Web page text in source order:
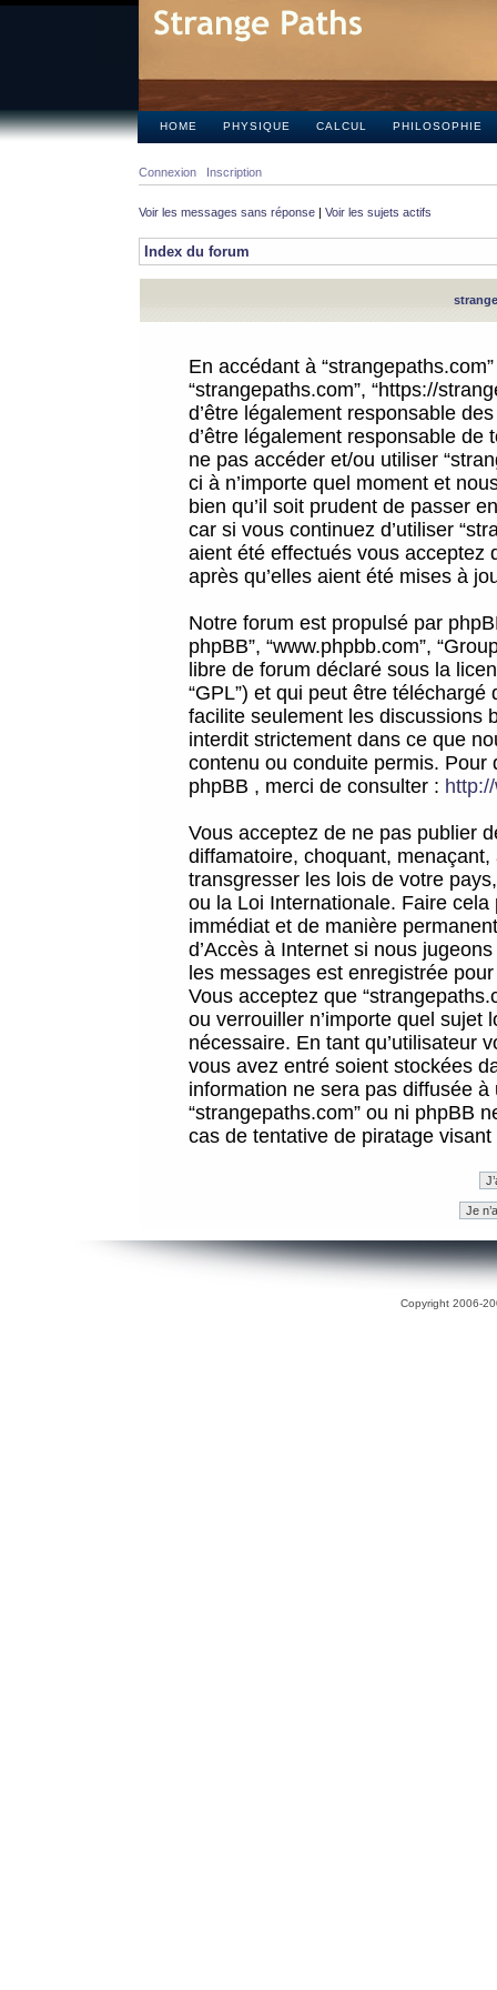
HOME PHYSIQUE CALCUL PHILOSOPHIE
Connexion Inscription
Voir les messages sans réponse | Voir les sujets actifs
Index du forum
En accédant à
“strangepaths.com”, “https://
d’être légalement responsable
d’être légalement responsable
ne pas accéder et/ou utiliser
ci à n’importe quel moment et
bien qu’il soit prudent de passer
car si vous continuez d’utiliser
aient été effectués vous acceptez
après qu’elles aient été mises à
Notre forum est propulsé par
phpBB”, “www.phpbb.com”,
libre de forum déclaré sous la
“GPL”) et qui peut être téléchargé
facilite seulement les discussions
interdit strictement dans ce que
contenu ou conduite permis.
phpBB , merci de consulter :
Vous acceptez de ne pas publier
diffamatoire, choquant,
transgresser les lois de votre
ou la Loi Internationale. Faire
immédiat et de manière
d’Accès à Internet si nous
les messages est enregistrée
Vous acceptez que
ou verrouiller n’importe quel sujet
nécessaire. En tant qu’utilisateur
vous avez entré soient stockées
information ne sera pas diffusée
“strangepaths.com” ou ni phpBB
cas de tentative de piratage
Copyright 2006-